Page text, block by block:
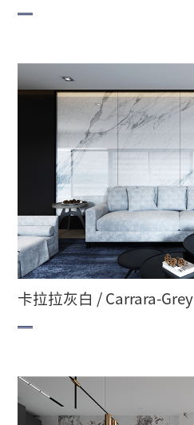
卡拉拉灰白 / Carrara-Grey